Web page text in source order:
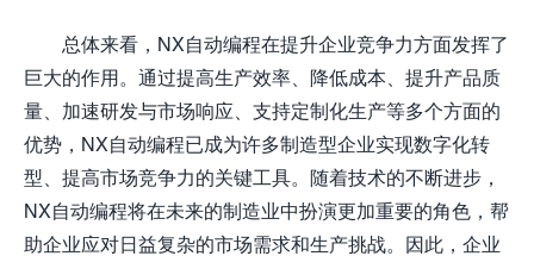
总体来看，NX自动编程在提升企业竞争力方面发挥了
巨大的作用。通过提高生产效率、降低成本、提升产品质
量、加速研发与市场响应、支持定制化生产等多个方面的
优势，NX自动编程已成为许多制造型企业实现数字化转
型、提高市场竞争力的关键工具。随着技术的不断进步，
NX自动编程将在未来的制造业中扮演更加重要的角色，帮
助企业应对日益复杂的市场需求和生产挑战。因此，企业